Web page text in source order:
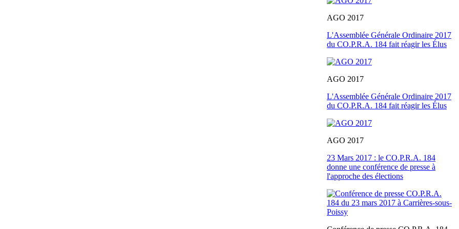
AGO 2017
L'Assemblée Générale Ordinaire 2017
du CO.P.R.A. 184 fait réagir les Élus
AGO 2017
L'Assemblée Générale Ordinaire 2017
du CO.P.R.A. 184 fait réagir les Élus
AGO 2017
23 Mars 2017 : le CO.P.R.A. 184
donne une conférence de presse à
l'approche des élections